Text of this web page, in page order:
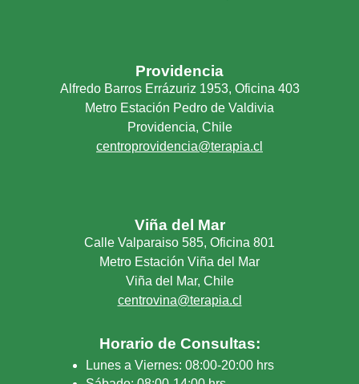
Providencia
Alfredo Barros Errázuriz 1953, Oficina 403
Metro Estación Pedro de Valdivia
Providencia, Chile
centroprovidencia@terapia.cl
Viña del Mar
Calle Valparaiso 585, Oficina 801
Metro Estación Viña del Mar
Viña del Mar, Chile
centrovina@terapia.cl
Horario de Consultas:
Lunes a Viernes: 08:00-20:00 hrs